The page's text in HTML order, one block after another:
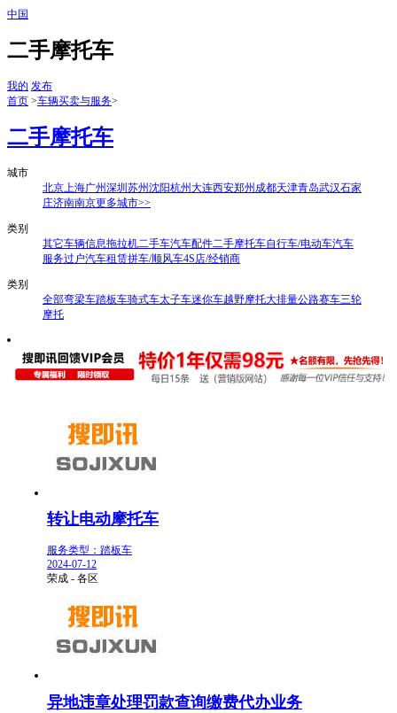
中国
二手摩托车
我的 发布
首页 >车辆买卖与服务>
二手摩托车
城市
北京上海广州深圳 苏州沈阳杭州大连西安郑州 成都天津青岛武汉石家
庄济南南京更多城市>>
类别
其它车辆信息拖拉机二手车汽车配件二手摩托车自行车/电动车汽车
服务过户汽车租赁拼车/顺风车4S店/经销商
类别
全部弯梁车踏板车骑式车太子车迷你车越野摩托大排量公路赛车三轮
摩托
转让电动摩托车
服务类型：踏板车
2024-07-12
荣成 - 各区
异地违章处理罚款查询缴费代办业务